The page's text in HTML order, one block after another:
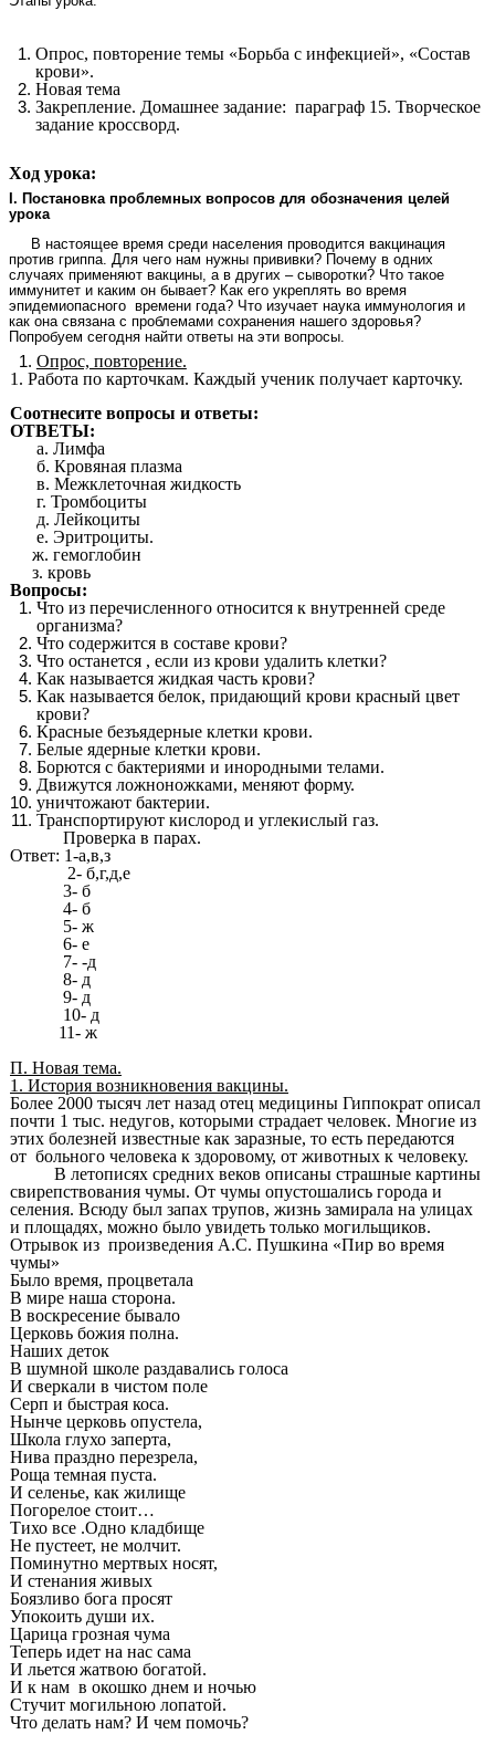
Опрос, повторение темы «Борьба с инфекцией», «Состав
крови».
Новая тема
Закрепление. Домашнее задание: параграф 15. Творческое
задание кроссворд.
Ход урока:
I. Постановка проблемных вопросов для обозначения целей
урока
В настоящее время среди населения проводится вакцинация
против гриппа. Для чего нам нужны прививки? Почему в одних
случаях применяют вакцины, а в других – сыворотки? Что такое
иммунитет и каким он бывает? Как его укреплять во время
эпидемиопасного времени года? Что изучает наука иммунология и
как она связана с проблемами сохранения нашего здоровья?
Попробуем сегодня найти ответы на эти вопросы.
Опрос, повторение.
1. Работа по карточкам. Каждый ученик получает карточку.
Соотнесите вопросы и ответы:
ОТВЕТЫ:
а. Лимфа
б. Кровяная плазма
в. Межклеточная жидкость
г. Тромбоциты
д. Лейкоциты
е. Эритроциты.
ж. гемоглобин
з. кровь
Вопросы:
Что из перечисленного относится к внутренней среде
организма?
Что содержится в составе крови?
Что останется , если из крови удалить клетки?
Как называется жидкая часть крови?
Как называется белок, придающий крови красный цвет
крови?
Красные безъядерные клетки крови.
Белые ядерные клетки крови.
Борются с бактериями и инородными телами.
Движутся ложноножками, меняют форму.
уничтожают бактерии.
Транспортируют кислород и углекислый газ.
Проверка в парах.
Ответ: 1-а,в,з
2- б,г,д,е
3- б
4- б
5- ж
6- е
7- -д
8- д
9- д
10- д
11- ж
П. Новая тема.
1. История возникновения вакцины.
Более 2000 тысяч лет назад отец медицины Гиппократ описал
почти 1 тыс. недугов, которыми страдает человек. Многие из
этих болезней известные как заразные, то есть передаются
от больного человека к здоровому, от животных к человеку.
В летописях средних веков описаны страшные картины
свирепствования чумы. От чумы опустошались города и
селения. Всюду был запах трупов, жизнь замирала на улицах
и площадях, можно было увидеть только могильщиков.
Отрывок из произведения А.С. Пушкина «Пир во время
чумы»
Было время, процветала
В мире наша сторона.
В воскресение бывало
Церковь божия полна.
Наших деток
В шумной школе раздавались голоса
И сверкали в чистом поле
Серп и быстрая коса.
Нынче церковь опустела,
Школа глухо заперта,
Нива праздно перезрела,
Роща темная пуста.
И селенье, как жилище
Погорелое стоит…
Тихо все .Одно кладбище
Не пустеет, не молчит.
Поминутно мертвых носят,
И стенания живых
Боязливо бога просят
Упокоить души их.
Царица грозная чума
Теперь идет на нас сама
И льется жатвою богатой.
И к нам в окошко днем и ночью
Стучит могильною лопатой.
Что делать нам? И чем помочь?